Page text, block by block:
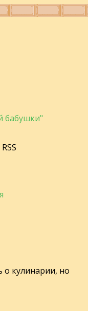
бабушки"
RSS
о кулинарии, но